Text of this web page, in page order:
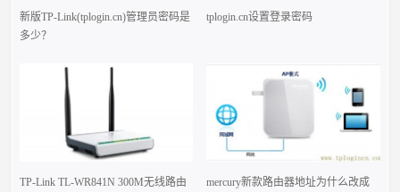
新版TP-Link(tplogin.cn)管理员密码是
多少？
tplogin.cn设置登录密码
TP-Link TL-WR841N 300M无线路由
mercury新款路由器地址为什么改成